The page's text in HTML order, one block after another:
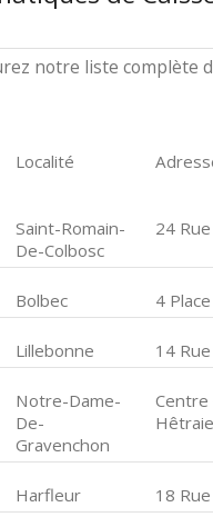
notre liste complète
Localité
Saint-Romain-
De-Colbosc
24
Bolbec 4
Lillebonne 14
Notre-Dame-
De-
Gravenchon
Centre
Hêtraie
Harfleur 18